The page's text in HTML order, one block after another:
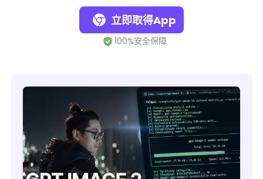
立即取得App